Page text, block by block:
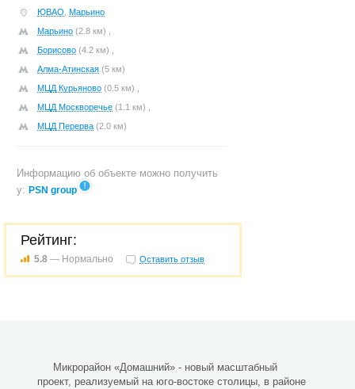
ЮВАО Марьино
Марьино (2.8 км) ,
Борисово (4.2 км) ,
Алма-Атинская (5 км)
МЦД Курьяново (0.5 км) ,
МЦД Москворечье (1.1 км) ,
МЦД Перерва (2.0 км)
Информацию об объекте можно получить
у: PSN group
Рейтинг:
5.8 — Нормально Оставить отзыв
Микрорайон «Домашний» - новый масштабный
проект, реализуемый на юго-востоке столицы, в районе